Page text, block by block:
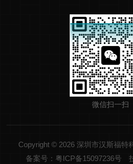
微信扫一扫
Copyright © 2026 深圳市汉斯福特
备案号：粤ICP备15097236号